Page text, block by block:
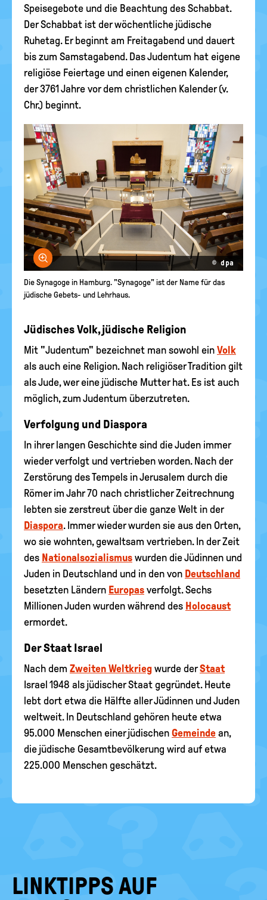
Speisegebote und die Beachtung des Schabbat.
Der Schabbat ist der wöchentliche jüdische
Ruhetag. Er beginnt am Freitagabend und dauert
bis zum Samstagabend. Das Judentum hat eigene
religiöse Feiertage und einen eigenen Kalender,
der 3761 Jahre vor dem christlichen Kalender (v.
Chr.) beginnt.
Bild vergrößern
© dpa
Die Synagoge in Hamburg. "Synagoge" ist der Name für das
jüdische Gebets- und Lehrhaus.
Jüdisches Volk, jüdische Religion
Mit "Judentum" bezeichnet man sowohl ein Volk
als auch eine Religion. Nach religiöser Tradition gilt
als Jude, wer eine jüdische Mutter hat. Es ist auch
möglich, zum Judentum überzutreten.
Verfolgung und Diaspora
In ihrer langen Geschichte sind die Juden immer
wieder verfolgt und vertrieben worden. Nach der
Zerstörung des Tempels in Jerusalem durch die
Römer im Jahr 70 nach christlicher Zeitrechnung
lebten sie zerstreut über die ganze Welt in der
Diaspora. Immer wieder wurden sie aus den Orten,
wo sie wohnten, gewaltsam vertrieben. In der Zeit
des Nationalsozialismus wurden die Jüdinnen und
Juden in Deutschland und in den von Deutschland
besetzten Ländern Europas verfolgt. Sechs
Millionen Juden wurden während des Holocaust
ermordet.
Der Staat Israel
Nach dem Zweiten Weltkrieg wurde derStaat
Israel 1948 als jüdischer Staat gegründet. Heute
lebt dort etwa die Hälfte aller Jüdinnen und Juden
weltweit. In Deutschland gehören heute etwa
95.000 Menschen einer jüdischen Gemeinde an,
die jüdische Gesamtbevölkerung wird auf etwa
225.000 Menschen geschätzt.
LINKTIPPS AUF